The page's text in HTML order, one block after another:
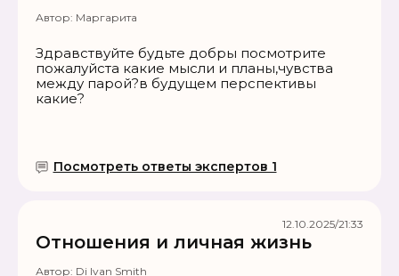
Автор: Маргарита
Здравствуйте будьте добры посмотрите
пожалуйста какие мысли и планы,чувства
между парой?в будущем перспективы
какие?
Посмотреть ответы экспертов 1
Отношения и личная жизнь
Автор: Di Ivan Smith
12.10.2025/21:33